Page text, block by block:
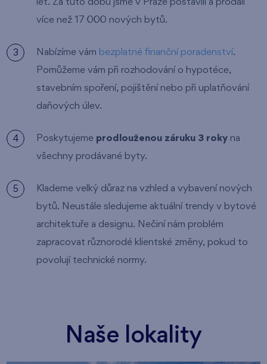
let. Za tuto dobu jsme v Praze postavili a prodali
více než 17 000 nových bytů.
Nabízíme vám bezplatné finanční poradenství.
Pomůžeme vám při rozhodování o hypotéce,
stavebním spoření, pojištění nebo při uplatňování
daňových úlev.
Poskytujeme prodlouženou záruku 3 roky na
všechny prodávané byty.
Klademe velký důraz na vzhled a vybavení nových
bytů. Neustále sledujeme aktuální trendy v bytové
architektuře a designu. Nečiní nám problém
zapracovat různorodé klientské změny, pokud to
povolují technické normy.
Naše lokality